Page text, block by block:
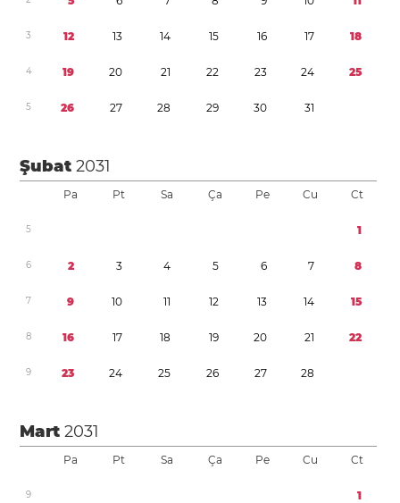
3 12 13 14 15 16 17 18
4 19 20 21 22 23 24 25
5 26 27 28 29 30 31
Şubat2031
Pa Pt Sa Ça Pe Cu Ct
5 1
6 2 3 4 5 6 7 8
7 9 10 11 12 13 14 15
8 16 17 18 19 20 21 22
9 23 24 25 26 27 28
Mart2031
Pa Pt Sa Ça Pe Cu Ct
9 1